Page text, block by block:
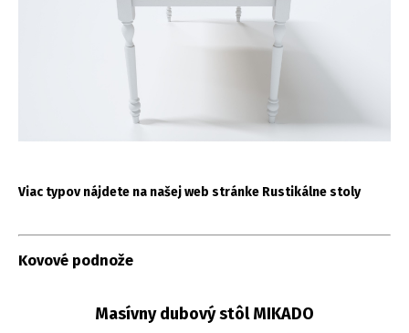
Viac typov nájdete na našej web stránke Rustikálne stoly
Kovové podnože
Masívny dubový stôl MIKADO